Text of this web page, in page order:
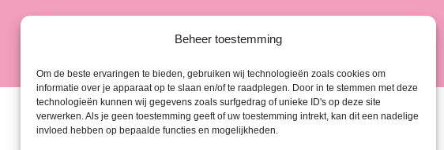
Beheer toestemming
Om de beste ervaringen te bieden, gebruiken wij technologieën zoals cookies om
informatie over je apparaat op te slaan en/of te raadplegen. Door in te stemmen met deze
technologieën kunnen wij gegevens zoals surfgedrag of unieke ID's op deze site
verwerken. Als je geen toestemming geeft of uw toestemming intrekt, kan dit een nadelige
invloed hebben op bepaalde functies en mogelijkheden.